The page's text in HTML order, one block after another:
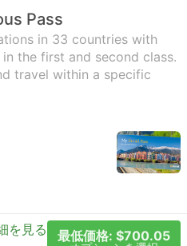
Pass
in 33 countries with
the first and second class.
travel within a specific
を見る 最低価格: $700.05